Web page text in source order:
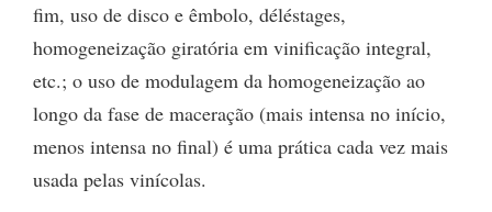
fim, uso de disco e êmbolo, déléstages,
homogeneização giratória em vinificação integral,
etc.; o uso de modulagem da homogeneização ao
longo da fase de maceração (mais intensa no início,
menos intensa no final) é uma prática cada vez mais
usada pelas vinícolas.